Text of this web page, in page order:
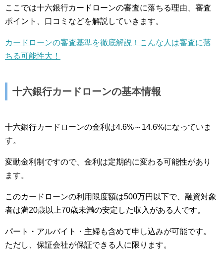
ここでは十六銀行カードローンの審査に落ちる理由、審査
ポイント、口コミなどを解説していきます。
カードローンの審査基準を徹底解説！こんな人は審査に落
ちる可能性大！
十六銀行カードローンの基本情報
十六銀行カードローンの金利は4.6%～14.6%になっていま
す。
変動金利制ですので、金利は定期的に変わる可能性があり
ます。
このカードローンの利用限度額は500万円以下で、融資対象
者は満20歳以上70歳未満の安定した収入がある人です。
パート・アルバイト・主婦も含めて申し込みが可能です。
ただし、保証会社が保証できる人に限ります。